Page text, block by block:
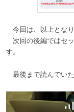
今回は、以上となり
次回の後編ではセ
す。
最後まで読んでいた